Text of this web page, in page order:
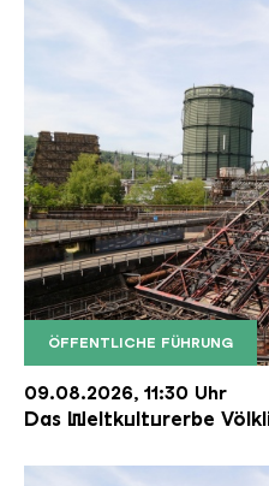
ÖFFENTLICHE FÜHRUNG
Der Erzschrägaufzug
Copyright:
09.08.2026, 11:30 Uhr
Das Weltkulturerbe